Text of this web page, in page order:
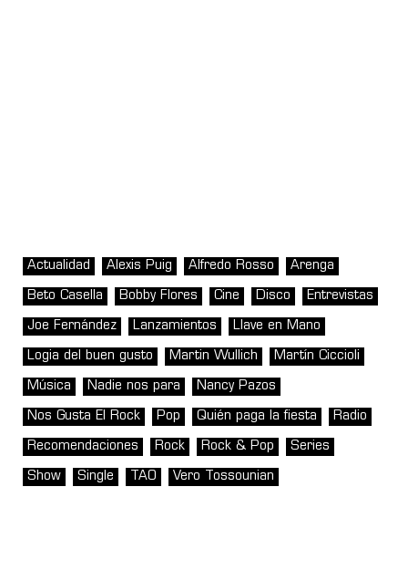
Actualidad Alexis Puig Alfredo Rosso Arenga
Beto Casella Bobby Flores Cine Disco Entrevistas
Joe Fernández Lanzamientos Llave en Mano
Logia del buen gusto Martin Wullich Martín Ciccioli
Música Nadie nos para Nancy Pazos
Nos Gusta El Rock Pop Quién paga la fiesta Radio
Recomendaciones Rock Rock & Pop Series
Show Single TAO Vero Tossounian